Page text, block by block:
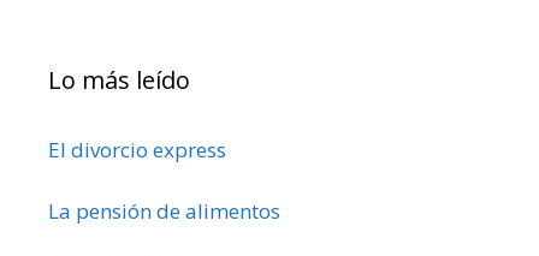
Lo más leído
El divorcio express
La pensión de alimentos